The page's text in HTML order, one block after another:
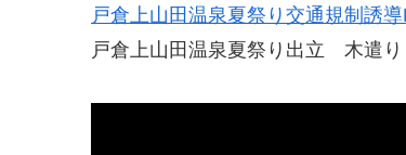
戸倉上山田温泉夏祭り交通規制誘
戸倉上山田温泉夏祭り出立 木遣り